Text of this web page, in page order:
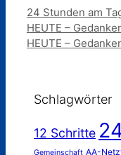
Kategorien
24 Stunden am
HEUTE –
HEUTE –
Schlagwörter
12 Schritte
Gemeinschaft AA-